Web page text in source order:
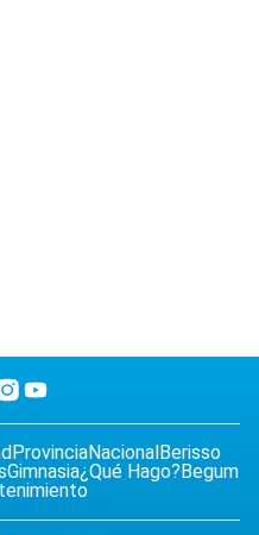
ProvinciaNacionalBerisso
Gimnasia¿Qué Hago?Begum